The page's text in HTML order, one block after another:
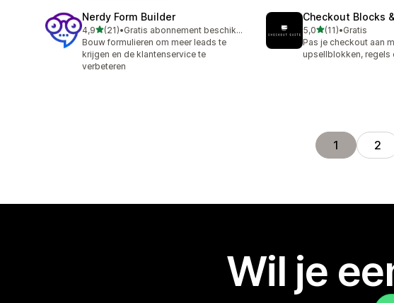
Nerdy Form Builder
4,9van 5 sterren
(21)
21 recensies in totaal
•
Gratis abonnement beschikbaar
Bouw formulieren om meer leads te
krijgen en de klantenservice te
verbeteren
Checkout Blocks
5,0van 5 sterren
(11)
11 recensies in totaal
•Gratis
Pas je checkout aan
upsellblokken, regels
1 2
Wil je